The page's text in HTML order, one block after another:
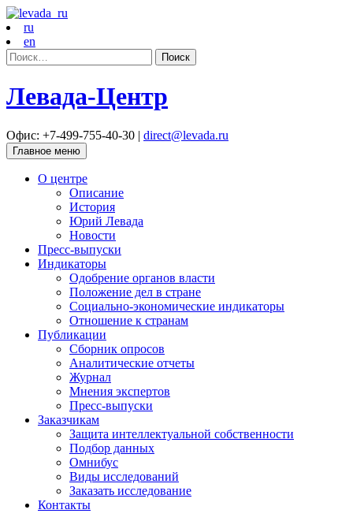
ru
en
Найти:
Левада-Центр
Офис: +7-499-755-40-30 | direct@levada.ru
Главное меню
О центре
Описание
История
Юрий Левада
Новости
Пресс-выпуски
Индикаторы
Одобрение органов власти
Положение дел в стране
Социально-экономические индикаторы
Отношение к странам
Публикации
Сборник опросов
Аналитические отчеты
Журнал
Мнения экспертов
Пресс-выпуски
Заказчикам
Защита интеллектуальной собственности
Подбор данных
Омнибус
Виды исследований
Заказать исследование
Контакты